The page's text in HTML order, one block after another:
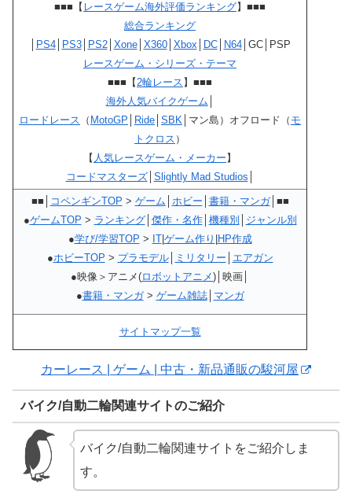
■■■【 レースゲーム海外評価ランキング】■■■
総合ランキング
PS4│ PS3│ PS2│ Xone│ X360│ Xbox DC│ N64│GC│PSP
レースゲーム・シリーズ・テーマ
■■■【2輪レース 】■■■
海外人気バイクゲーム
ロードレース （ MotoGP Ride SBK │マン島）オフロード（ モ
トクロス ）
【 人気レースゲーム・メーカー 】
コードマスターズ│ Slightly Mad Studios
■■│ コペンギンTOP > ゲーム ホビー 書籍・マンガ│■■
●ゲームTOP > ランキング│ 傑作・名作│ 機種別
ジャンル別
●学び/学習TOP > IT| ゲーム作り HP作成
●ホビーTOP > プラモデル│ ミリタリー
エアガン
●映像＞アニメ(ロボットアニメ)│映画│
●書籍・マンガ> ゲーム雑誌│ マンガ
サイトマップ一覧
カーレース | ゲーム | 中古・新品通販の駿河屋
バイク/自動二輪関連サイトのご紹介
バイク/自動二輪関連サイトをご紹介しま
す。